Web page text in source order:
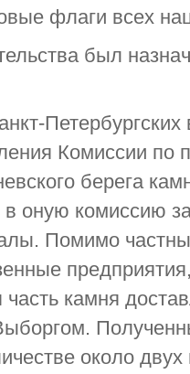
флаги всех
был
Комиссии по
берега
оную комиссию
Помимо
часть камня
около